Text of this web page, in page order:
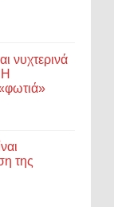
νυχτερινά
της